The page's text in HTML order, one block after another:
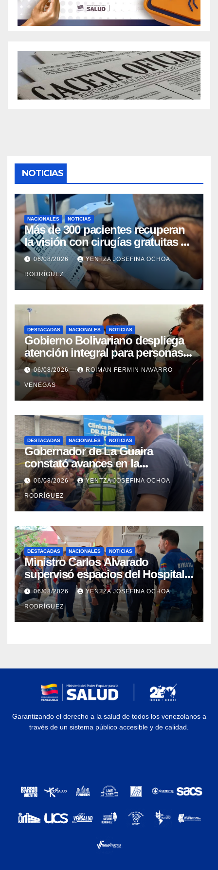
NOTICIAS
NACIONALES NOTICIAS
Más de 300 pacientes recuperan
la visión con cirugías gratuitas de
cataratas en Zulia
06/08/2026 YENTZA JOSEFINA OCHOA
RODRÍGUEZ
DESTACADAS NACIONALES NOTICIAS
Gobierno Bolivariano despliega
atención integral para personas
con discapacidad en
campamentos de La Guaira
06/08/2026 ROIMAN FERMIN NAVARRO
VENEGAS
DESTACADAS NACIONALES NOTICIAS
Gobernador de La Guaira
constató avances en la
rehabilitación del Hospitalito de
Catia la Mar
06/08/2026 YENTZA JOSEFINA OCHOA
RODRÍGUEZ
DESTACADAS NACIONALES NOTICIAS
Ministro Carlos Alvarado
supervisó espacios del Hospital
Dermatológico Dr. Martín Vegas
en La Guaira
06/08/2026 YENTZA JOSEFINA OCHOA
RODRÍGUEZ
Garantizando el derecho a la salud de todos los venezolanos a
través de un sistema público accesible y de calidad.